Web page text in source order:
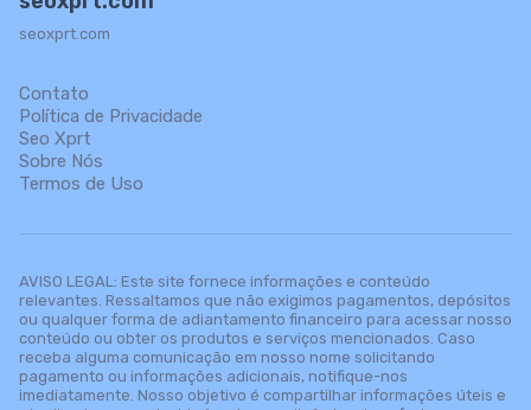
seoxprt.com
Contato
Política de Privacidade
Seo Xprt
Sobre Nós
Termos de Uso
AVISO LEGAL: Este site fornece informações e conteúdo
relevantes. Ressaltamos que não exigimos pagamentos, depósitos
ou qualquer forma de adiantamento financeiro para acessar nosso
conteúdo ou obter os produtos e serviços mencionados. Caso
receba alguma comunicação em nosso nome solicitando
pagamento ou informações adicionais, notifique-nos
imediatamente. Nosso objetivo é compartilhar informações úteis e